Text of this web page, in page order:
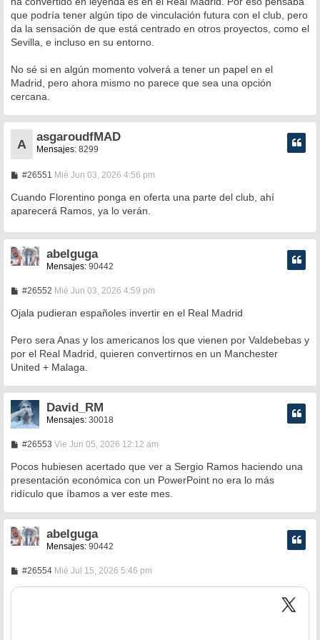
que podría tener algún tipo de vinculación futura con el club, pero
da la sensación de que está centrado en otros proyectos, como el
Sevilla, e incluso en su entorno.
No sé si en algún momento volverá a tener un papel en el
Madrid, pero ahora mismo no parece que sea una opción
cercana.
A
asgaroudfMAD
Mensajes: 8299
#26551 M
n
a
e
Mié Jun 03, 2026 4:56 pm
Cuando Florentino ponga en oferta una parte del club, ahí
aparecerá Ramos, ya lo verán.
abelguga
Mensajes: 90442
#26552M
n
j
e
Mié Jun 03, 2026 4:59 pm
Ojala pudieran españoles invertir en el Real Madrid
Pero sera Anas y los americanos los que vienen por Valdebebas y
por el Real Madrid, quieren convertirnos en un Manchester
United + Malaga.
David_RM
Mensajes: 30018
#26553M
n
a
j
Vie Jun 05, 2026 12:12 am
Pocos hubiesen acertado que ver a Sergio Ramos haciendo una
presentación económica con un PowerPoint no era lo más
ridículo que íbamos a ver este mes.
abelguga
Mensajes: 90442
#26554M
n
Mié Jul 15, 2026 5:46 pm